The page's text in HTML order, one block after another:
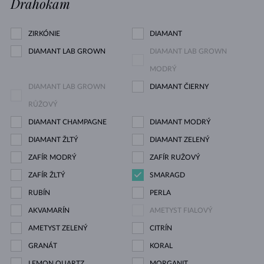
ZIRKÓNIE DIAMANT
DIAMANT LAB GROWN DIAMANT LAB GROWN
MODRÝ
DIAMANT LAB GROWN
RŮŽOVÝ
DIAMANT ČIERNY
DIAMANT CHAMPAGNE DIAMANT MODRÝ
DIAMANT ŽLTÝ DIAMANT ZELENÝ
ZAFÍR MODRÝ ZAFÍR RUŽOVÝ
ZAFÍR ŽLTÝ SMARAGD
RUBÍN PERLA
AKVAMARÍN AMETYST FIALOVÝ
AMETYST ZELENÝ CITRÍN
GRANÁT KORAL